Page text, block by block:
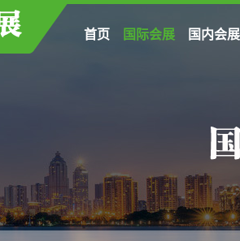
首页 国际会展 国内会展